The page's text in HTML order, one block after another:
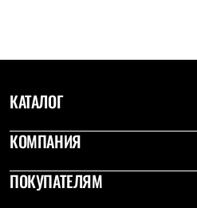
Мужская обувь
Ботинки
Сапоги
Гамаши
Бахилы
КАТАЛОГ
КОМПАНИЯ
ПОКУПАТЕЛЯМ